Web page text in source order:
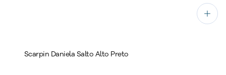
Scarpin Daniela Salto Alto Preto